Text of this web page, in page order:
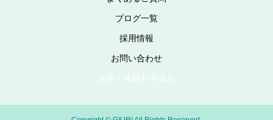
ブログ一覧
採用情報
お問い合わせ
見学・体験お申込み